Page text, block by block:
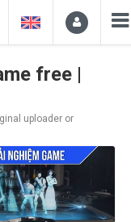
free |
uploader or